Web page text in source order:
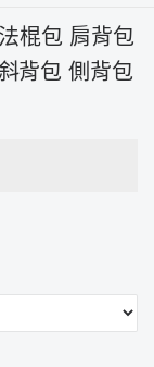
棍包 肩背包
背包 側背包